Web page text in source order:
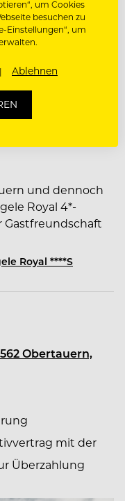
und dennoch
Royal 4*-
Gastfreundschaft
seinen Gästen
Friseur zahlreiche
für eine moderne
und
Fritz &
auf höchstem
Royal ****S
Obertauern,
mit der
Überzahlung
um Cookies
besuchen zu
Einstellungen“, um
Ablehnen